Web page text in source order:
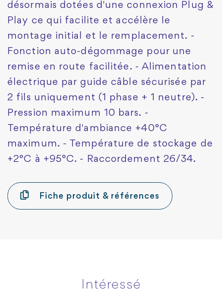
désormais dotées d'une connexion Plug &
Play ce qui facilite et accélère le
montage initial et le remplacement. -
Fonction auto-dégommage pour une
remise en route facilitée. - Alimentation
électrique par guide câble sécurisée par
2 fils uniquement (1 phase + 1 neutre). -
Pression maximum 10 bars. -
Température d'ambiance +40°C
maximum. - Température de stockage de
+2°C à +95°C. - Raccordement 26/34.
Fiche produit & références
Intéressé